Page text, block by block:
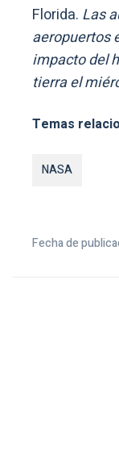
Florida. Las
aeropuertos
impacto del
tierra el
Temas
NASA
Fecha de